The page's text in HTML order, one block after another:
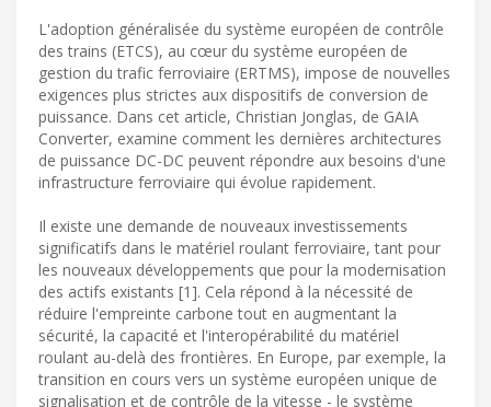
L'adoption généralisée du système européen de contrôle
des trains (ETCS), au cœur du système européen de
gestion du trafic ferroviaire (ERTMS), impose de nouvelles
exigences plus strictes aux dispositifs de conversion de
puissance. Dans cet article, Christian Jonglas, de GAIA
Converter, examine comment les dernières architectures
de puissance DC-DC peuvent répondre aux besoins d'une
infrastructure ferroviaire qui évolue rapidement.
Il existe une demande de nouveaux investissements
significatifs dans le matériel roulant ferroviaire, tant pour
les nouveaux développements que pour la modernisation
des actifs existants [1]. Cela répond à la nécessité de
réduire l'empreinte carbone tout en augmentant la
sécurité, la capacité et l'interopérabilité du matériel
roulant au-delà des frontières. En Europe, par exemple, la
transition en cours vers un système européen unique de
signalisation et de contrôle de la vitesse - le système